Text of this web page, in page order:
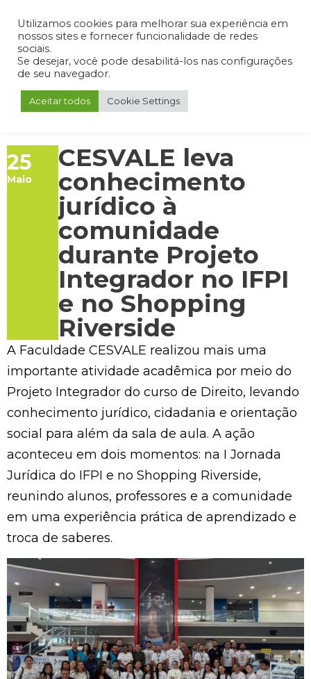
Admin Portal do Aluno Portal do Professor Portal do Coordenador
25
Maio
CESVALE leva
conhecimento
jurídico à
comunidade
durante Projeto
Integrador no IFPI
e no Shopping
Riverside
A Faculdade CESVALE realizou mais uma
importante atividade acadêmica por meio do
Projeto Integrador do curso de Direito, levando
conhecimento jurídico, cidadania e orientação
social para além da sala de aula. A ação
aconteceu em dois momentos: na I Jornada
Jurídica do IFPI e no Shopping Riverside,
reunindo alunos, professores e a comunidade
em uma experiência prática de aprendizado e
troca de saberes.
Utilizamos cookies para melhorar sua experiência em
nossos sites e fornecer funcionalidade de redes
sociais.
Se desejar, você pode desabilitá-los nas configurações
de seu navegador.
Aceitar todos Cookie Settings